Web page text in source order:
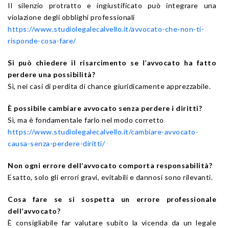
Il silenzio protratto e ingiustificato può integrare una
violazione degli obblighi professionali
https://www.studiolegalecalvello.it/avvocato-che-non-ti-
risponde-cosa-fare/
Si può chiedere il risarcimento se l’avvocato ha fatto
perdere una possibilità?
Sì, nei casi di perdita di chance giuridicamente apprezzabile.
È possibile cambiare avvocato senza perdere i diritti?
Sì, ma è fondamentale farlo nel modo corretto
https://www.studiolegalecalvello.it/cambiare-avvocato-
causa-senza-perdere-diritti/
Non ogni errore dell’avvocato comporta responsabilità?
Esatto, solo gli errori gravi, evitabili e dannosi sono rilevanti.
Cosa fare se si sospetta un errore professionale
dell’avvocato?
È consigliabile far valutare subito la vicenda da un legale